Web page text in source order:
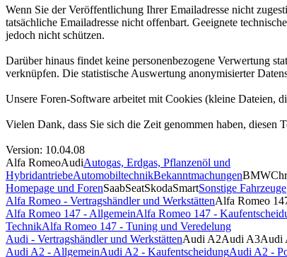
Wenn Sie der Veröffentlichung Ihrer Emailadresse nicht
tatsächliche Emailadresse nicht offenbart. Geeignete
jedoch nicht schützen.
Darüber hinaus findet keine personenbezogene Verwertung
verknüpfen. Die statistische Auswertung anonymisierter
Unsere Foren-Software arbeitet mit Cookies (kleine Dateien,
Vielen Dank, dass Sie sich die Zeit genommen haben, diesen
Version: 10.04.08
Alfa RomeoAudiAutogas, Erdgas, Pflanzenöl und
HybridantriebeAutomobiltechnikBekanntmachungenBMW
Homepage und ForenSaabSeatSkodaSmartSonstige Fahrzeuge
Alfa Romeo - Vertragshändler und WerkstättenAlfa Romeo
Alfa Romeo 147 - AllgemeinAlfa Romeo 147 -
TechnikAlfa Romeo 147 - Tuning und Veredelung
Audi - Vertragshändler und WerkstättenAudi A2Audi A3Audi
Audi A2 - AllgemeinAudi A2 - KaufentscheidungAudi A2 -